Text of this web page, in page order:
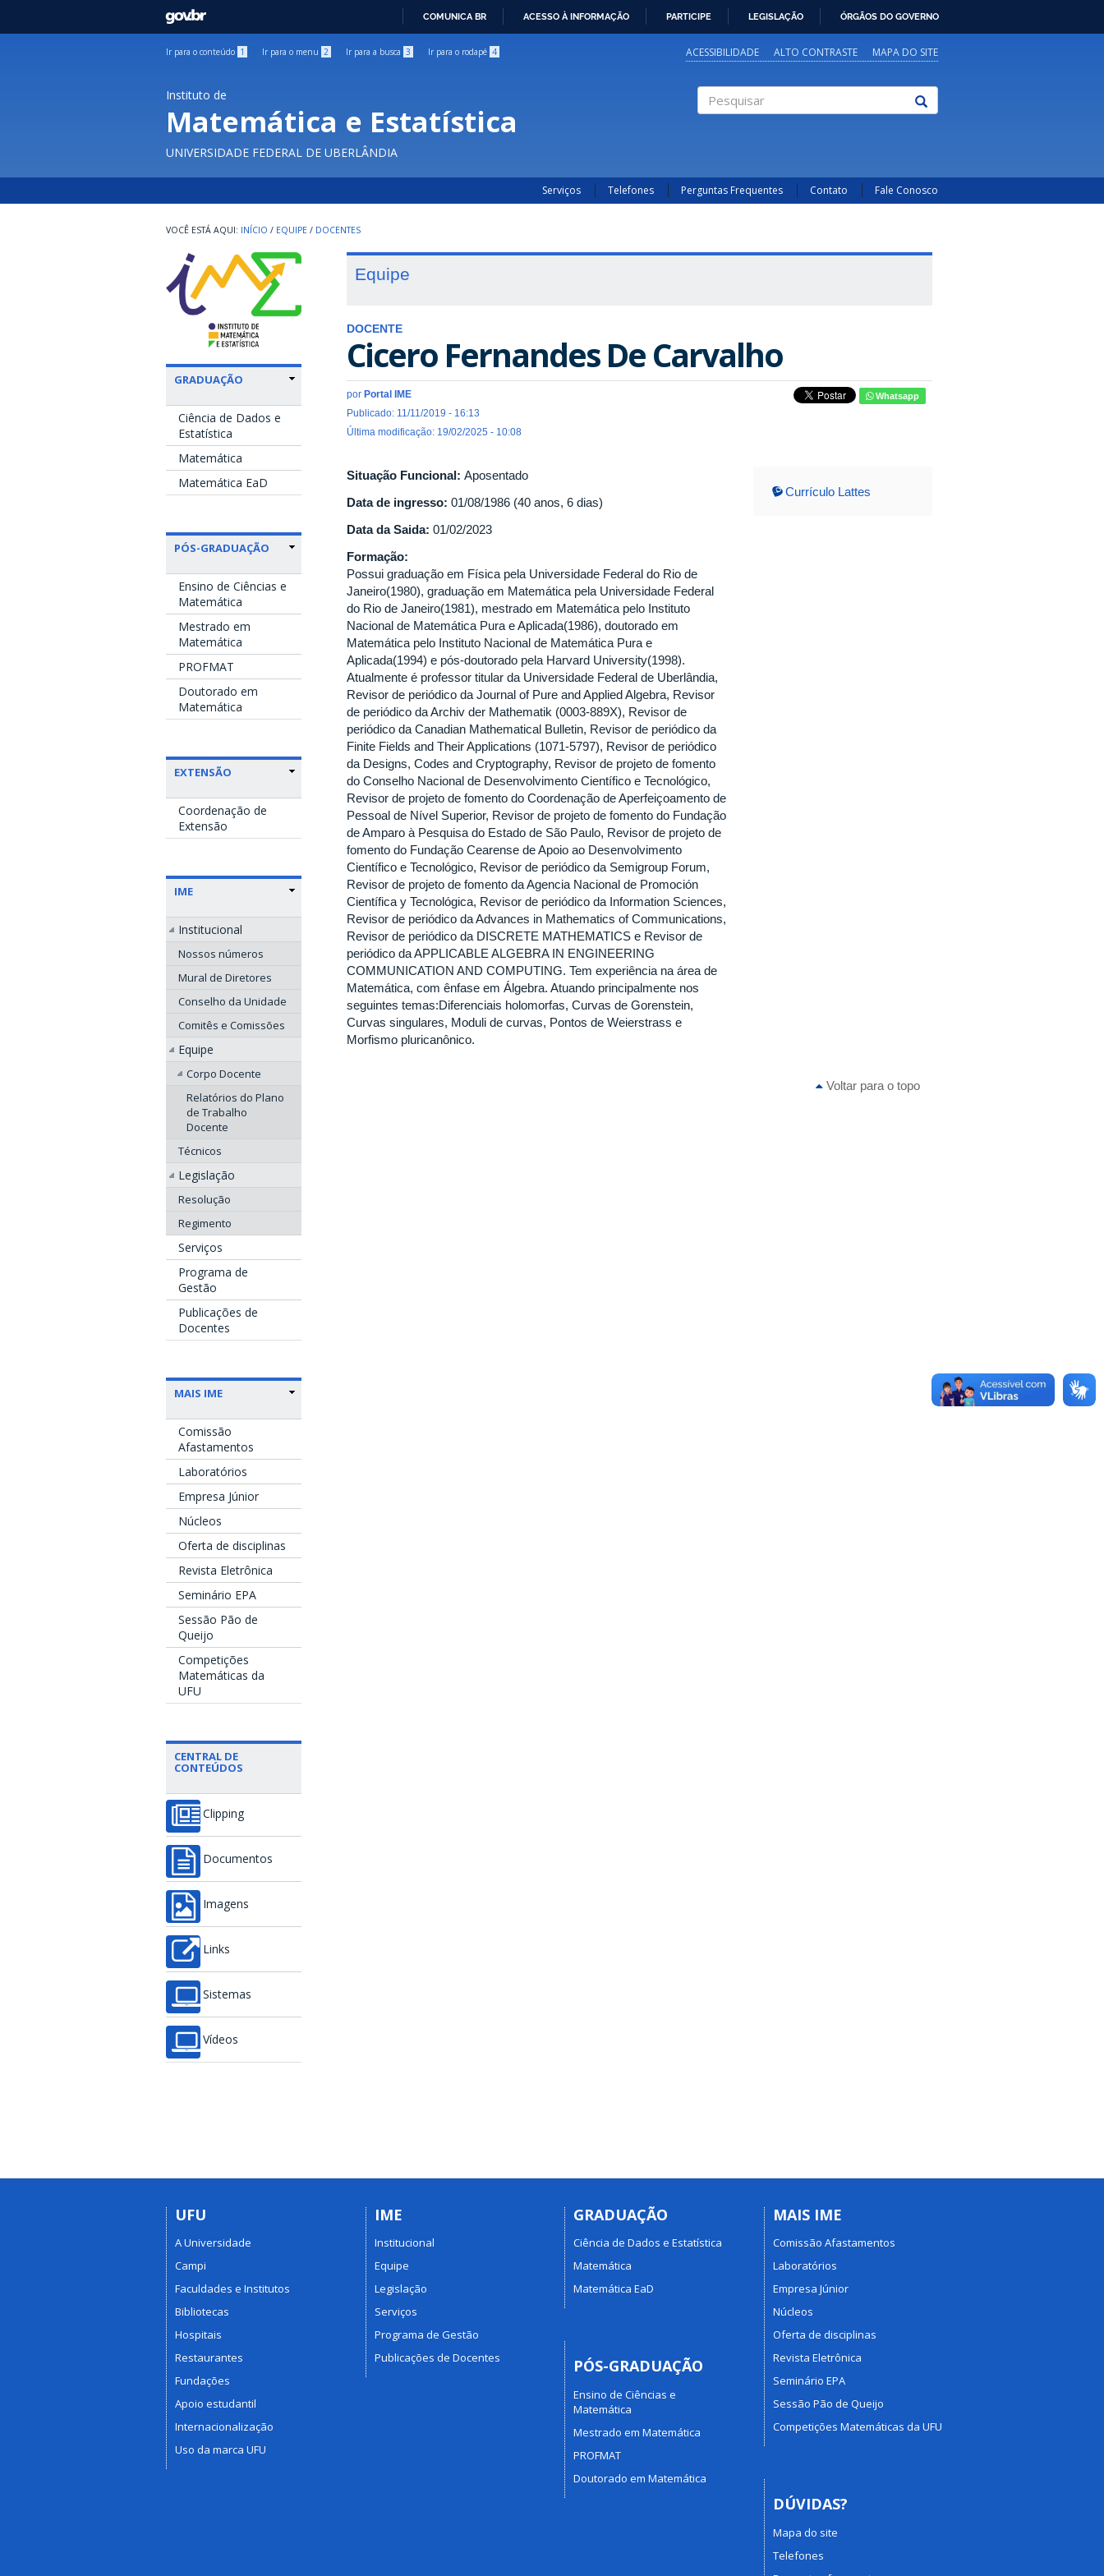
GOVBR
COMUNICA BR ACESSO À INFORMAÇÃO PARTICIPE LEGISLAÇÃO ÓRGÃOS DO GOVERNO
Ir para o conteúdo 1 Ir para o menu 2 Ir para a busca 3 Ir para o rodapé 4 ACESSIBILIDADE ALTO CONTRASTE MAPA DO SITE
Instituto de
Matemática e Estatística
UNIVERSIDADE FEDERAL DE UBERLÂNDIA
Serviços Telefones Perguntas Frequentes Contato Fale Conosco
INÍCIO / EQUIPE / DOCENTES
GRADUAÇÃO
Ciência de Dados e
Estatística
Matemática
Matemática EaD
PÓS-GRADUAÇÃO
Ensino de Ciências e
Matemática
Mestrado em
Matemática
PROFMAT
Doutorado em
Matemática
EXTENSÃO
Coordenação de
Extensão
IME
Institucional
Nossos números
Mural de Diretores
Conselho da Unidade
Comitês e Comissões
Equipe
Corpo Docente
Relatórios do Plano
de Trabalho
Docente
Técnicos
Legislação
Resolução
Regimento
Serviços
Programa de
Gestão
Publicações de
Docentes
MAIS IME
Comissão
Afastamentos
Laboratórios
Empresa Júnior
Núcleos
Oferta de disciplinas
Revista Eletrônica
Seminário EPA
Sessão Pão de
Queijo
Competições
Matemáticas da
UFU
CENTRAL DE
CONTEÚDOS
Clipping
Documentos
Imagens
Links
Sistemas
Vídeos
Equipe
DOCENTE
Cicero Fernandes De Carvalho
por Portal IME
Publicado: 11/11/2019 - 16:13
Última modificação: 19/02/2025 - 10:08
Whatsapp
Situação Funcional: Aposentado
Data de ingresso: 01/08/1986 (40 anos, 6 dias)
Data da Saida: 01/02/2023
Formação:
Possui graduação em Física pela Universidade Federal do Rio de
Janeiro(1980), graduação em Matemática pela Universidade Federal
do Rio de Janeiro(1981), mestrado em Matemática pelo Instituto
Nacional de Matemática Pura e Aplicada(1986), doutorado em
Matemática pelo Instituto Nacional de Matemática Pura e
Aplicada(1994) e pós-doutorado pela Harvard University(1998).
Atualmente é professor titular da Universidade Federal de Uberlândia,
Revisor de periódico da Journal of Pure and Applied Algebra, Revisor
de periódico da Archiv der Mathematik (0003-889X), Revisor de
periódico da Canadian Mathematical Bulletin, Revisor de periódico da
Finite Fields and Their Applications (1071-5797), Revisor de periódico
da Designs, Codes and Cryptography, Revisor de projeto de fomento
do Conselho Nacional de Desenvolvimento Científico e Tecnológico,
Revisor de projeto de fomento do Coordenação de Aperfeiçoamento de
Pessoal de Nível Superior, Revisor de projeto de fomento do Fundação
de Amparo à Pesquisa do Estado de São Paulo, Revisor de projeto de
fomento do Fundação Cearense de Apoio ao Desenvolvimento
Científico e Tecnológico, Revisor de periódico da Semigroup Forum,
Revisor de projeto de fomento da Agencia Nacional de Promoción
Científica y Tecnológica, Revisor de periódico da Information Sciences,
Revisor de periódico da Advances in Mathematics of Communications,
Revisor de periódico da DISCRETE MATHEMATICS e Revisor de
periódico da APPLICABLE ALGEBRA IN ENGINEERING
COMMUNICATION AND COMPUTING. Tem experiência na área de
Matemática, com ênfase em Álgebra. Atuando principalmente nos
seguintes temas:Diferenciais holomorfas, Curvas de Gorenstein,
Curvas singulares, Moduli de curvas, Pontos de Weierstrass e
Morfismo pluricanônico.
Currículo Lattes
Voltar para o topo
UFU
A Universidade
Campi
Faculdades e Institutos
Bibliotecas
Hospitais
Restaurantes
Fundações
Apoio estudantil
Internacionalização
Uso da marca UFU
IME
Institucional
Equipe
Legislação
Serviços
Programa de Gestão
Publicações de Docentes
GRADUAÇÃO
Ciência de Dados e Estatística
Matemática
Matemática EaD
PÓS-GRADUAÇÃO
Ensino de Ciências e
Matemática
Mestrado em Matemática
PROFMAT
Doutorado em Matemática
MAIS IME
Comissão Afastamentos
Laboratórios
Empresa Júnior
Núcleos
Oferta de disciplinas
Revista Eletrônica
Seminário EPA
Sessão Pão de Queijo
Competições Matemáticas da UFU
DÚVIDAS?
Mapa do site
Telefones